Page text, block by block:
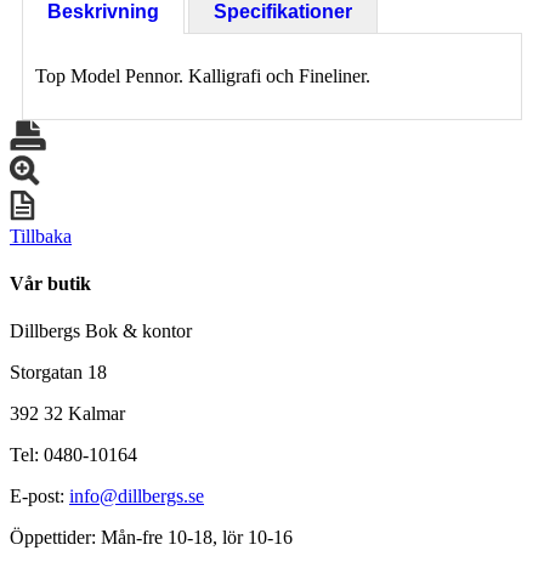
Beskrivning Specifikationer
Top Model Pennor. Kalligrafi och Fineliner.
Tillbaka
Vår butik
Dillbergs Bok & kontor
Storgatan 18
392 32 Kalmar
Tel: 0480-10164
E-post: info@dillbergs.se
Öppettider: Mån-fre 10-18, lör 10-16